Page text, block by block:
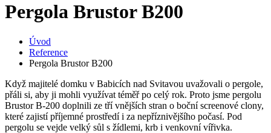
Pergola Brustor B200
Úvod
Reference
Pergola Brustor B200
Když majitelé domku v Babicích nad Svitavou uvažovali o pergole,
přáli si, aby ji mohli využívat téměř po celý rok. Proto jsme pergolu
Brustor B-200 doplnili ze tří vnějších stran o boční screenové clony,
které zajistí příjemné prostředí i za nepříznivějšího počasí. Pod
pergolu se vejde velký sůl s žídlemi, krb i venkovní vířivka.